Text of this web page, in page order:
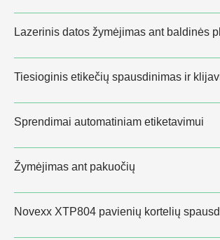
Lazerinis datos žymėjimas ant baldinės
Tiesioginis etikečių spausdinimas ir
Sprendimai automatiniam etiketavimui
Žymėjimas ant pakuočių
Novexx XTP804 pavienių kortelių